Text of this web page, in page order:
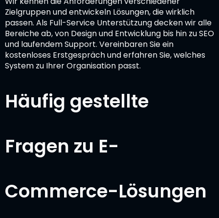
Zielgruppen und entwickeln Lösungen, die wirklich
passen. Als Full-Service Unterstützung decken wir alle
Bereiche ab, von Design und Entwicklung bis hin zu SEO
und laufendem Support. Vereinbaren Sie ein
kostenloses Erstgespräch und erfahren Sie, welches
System zu Ihrer Organisation passt.
Häufig gestellte
Fragen zu E-
Commerce-Lösungen